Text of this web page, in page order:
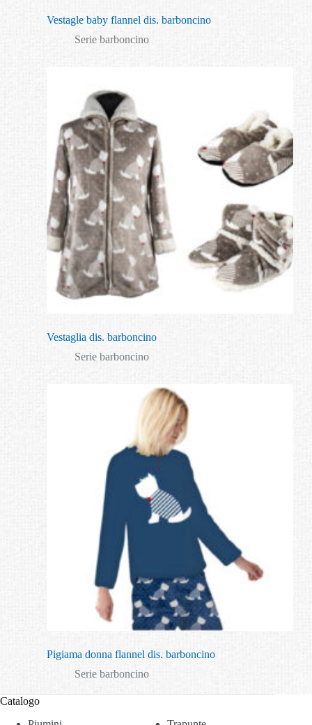
Vestagle baby flannel dis. barboncino
Serie barboncino
Vestaglia dis. barboncino
Serie barboncino
Pigiama donna flannel dis. barboncino
Serie barboncino
Catalogo